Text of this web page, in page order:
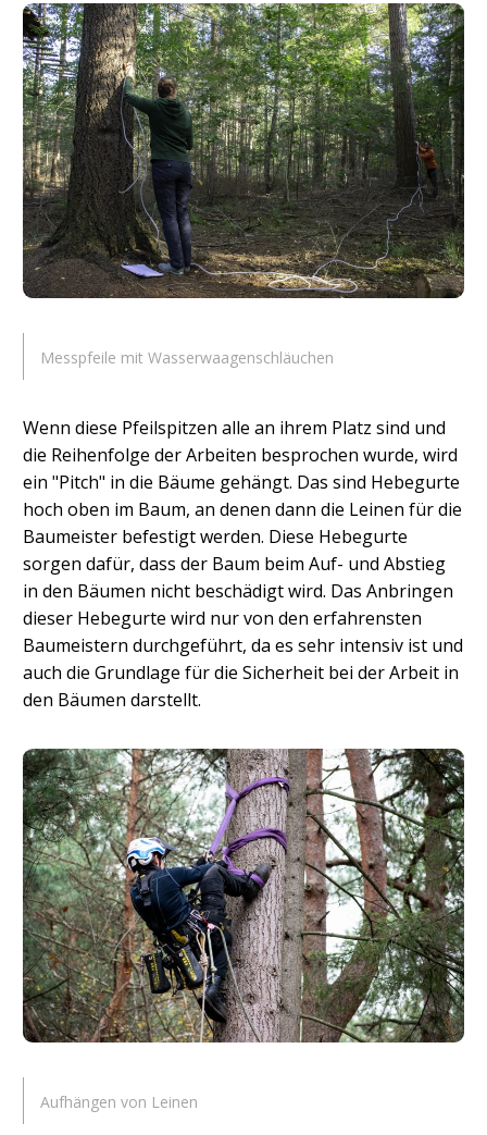
Messpfeile mit Wasserwaagenschläuchen
Wenn diese Pfeilspitzen alle an ihrem Platz sind und
die Reihenfolge der Arbeiten besprochen wurde, wird
ein "Pitch" in die Bäume gehängt. Das sind Hebegurte
hoch oben im Baum, an denen dann die Leinen für die
Baumeister befestigt werden. Diese Hebegurte
sorgen dafür, dass der Baum beim Auf- und Abstieg
in den Bäumen nicht beschädigt wird. Das Anbringen
dieser Hebegurte wird nur von den erfahrensten
Baumeistern durchgeführt, da es sehr intensiv ist und
auch die Grundlage für die Sicherheit bei der Arbeit in
den Bäumen darstellt.
Aufhängen von Leinen